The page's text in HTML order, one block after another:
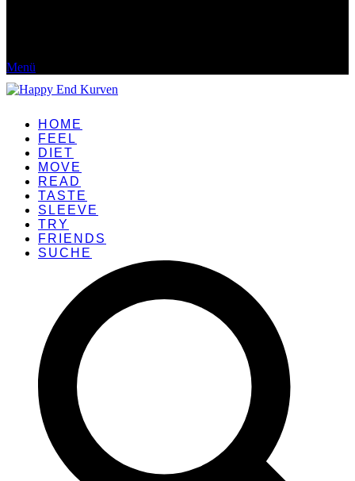
Menü
HOME
FEEL
DIET
MOVE
READ
TASTE
SLEEVE
TRY
FRIENDS
SUCHE